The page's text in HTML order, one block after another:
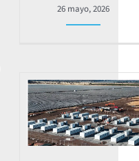
26 mayo, 2026